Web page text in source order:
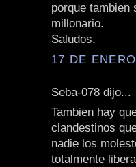
porque tambien
millonario.
Saludos.
17 DE
Seba-078 dijo...
Tambien hay
clandestinos
nadie los
totalmente